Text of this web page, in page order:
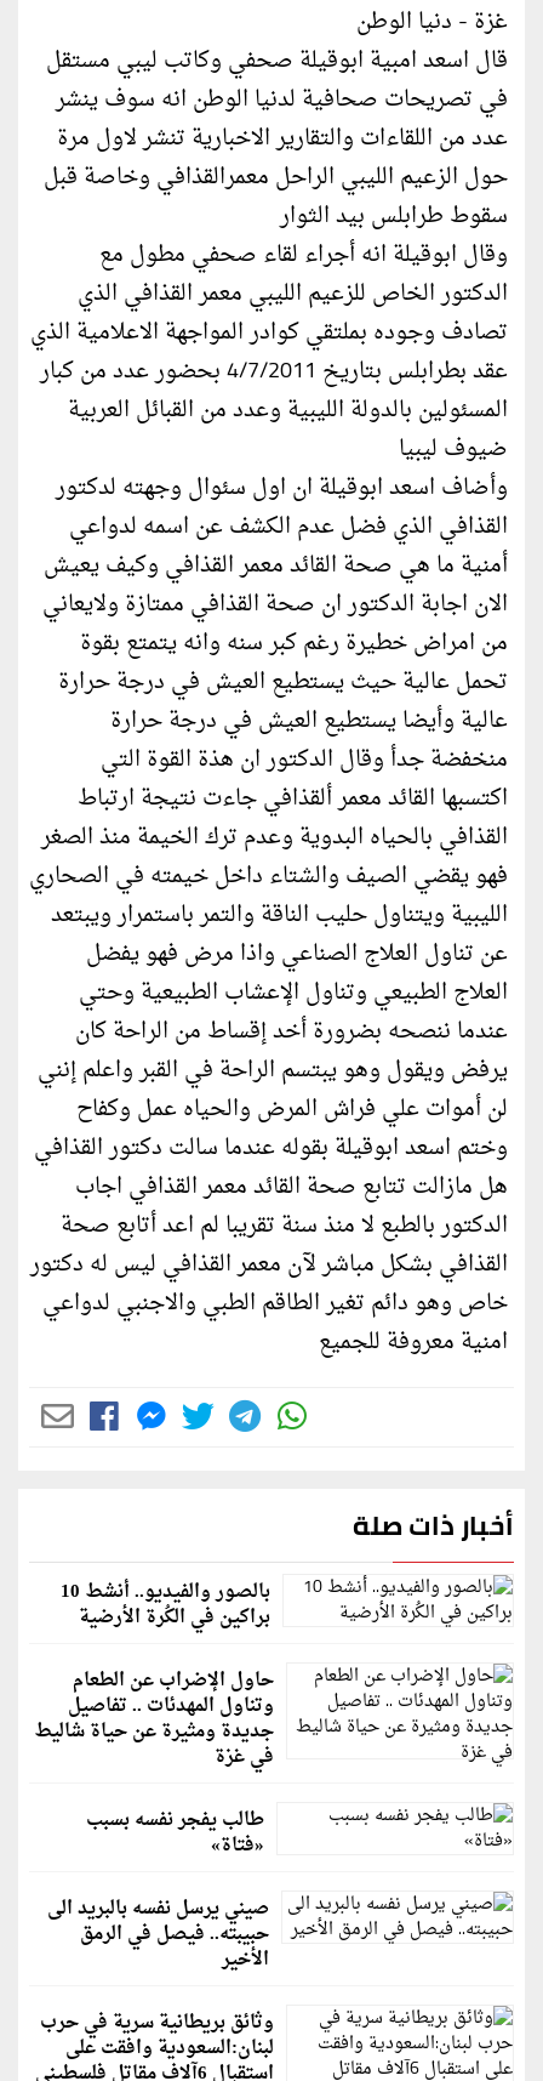
غزة - دنيا الوطن
قال اسعد امبية ابوقيلة صحفي وكاتب ليبي مستقل
في تصريحات صحافية لدنيا الوطن انه سوف ينشر
عدد من اللقاءات والتقارير الاخبارية تنشر لاول مرة
حول الزعيم الليبي الراحل معمرالقذافي وخاصة قبل
سقوط طرابلس بيد الثوار
وقال ابوقيلة انه أجراء لقاء صحفي مطول مع
الدكتور الخاص للزعيم الليبي معمر القذافي الذي
تصادف وجوده بملتقي كوادر المواجهة الاعلامية الذي
عقد بطرابلس بتاريخ 4/7/2011 بحضور عدد من كبار
المسئولين بالدولة الليبية وعدد من القبائل العربية
ضيوف ليبيا
وأضاف اسعد ابوقيلة ان اول سئوال وجهته لدكتور
القذافي الذي فضل عدم الكشف عن اسمه لدواعي
أمنية ما هي صحة القائد معمر القذافي وكيف يعيش
الان اجابة الدكتور ان صحة القذافي ممتازة ولايعاني
من امراض خطيرة رغم كبر سنه وانه يتمتع بقوة
تحمل عالية حيث يستطيع العيش في درجة حرارة
عالية وأيضا يستطيع العيش في درجة حرارة
منخفضة جدأ وقال الدكتور ان هذة القوة التي
اكتسبها القائد معمر ألقذافي جاءت نتيجة ارتباط
القذافي بالحياه البدوية وعدم ترك الخيمة منذ الصغر
فهو يقضي الصيف والشتاء داخل خيمته في الصحاري
الليبية ويتناول حليب الناقة والتمر باستمرار ويبتعد
عن تناول العلاج الصناعي واذا مرض فهو يفضل
العلاج الطبيعي وتناول الإعشاب الطبيعية وحتي
عندما ننصحه بضرورة أخد إقساط من الراحة كان
يرفض ويقول وهو يبتسم الراحة في القبر واعلم إنني
لن أموات علي فراش المرض والحياه عمل وكفاح
وختم اسعد ابوقيلة بقوله عندما سالت دكتور القذافي
هل مازالت تتابع صحة القائد معمر القذافي اجاب
الدكتور بالطبع لا منذ سنة تقريبا لم اعد أتابع صحة
القذافي بشكل مباشر لآن معمر القذافي ليس له دكتور
خاص وهو دائم تغير الطاقم الطبي والاجنبي لدواعي
امنية معروفة للجميع
أخبار ذات صلة
بالصور والفيديو.. أنشط 10
براكين في الكُرة الأرضية
حاول الإضراب عن الطعام
وتناول المهدئات .. تفاصيل
جديدة ومثيرة عن حياة شاليط
في غزة
طالب يفجر نفسه بسبب
«فتاة»
صيني يرسل نفسه بالبريد الى
حبيبته.. فيصل في الرمق
الأخير
وثائق بريطانية سرية في حرب
لبنان:السعودية وافقت على